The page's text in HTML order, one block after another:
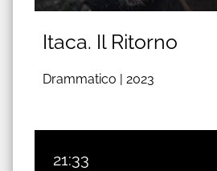
Itaca. Il Ritorno
Drammatico | 2023
21:33